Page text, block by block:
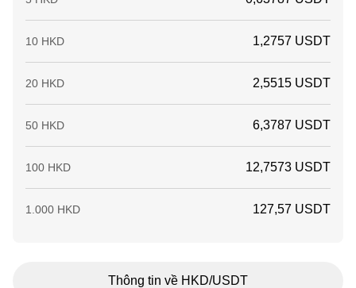
10 HKD 1,2757 USDT
20 HKD 2,5515 USDT
50 HKD 6,3787 USDT
100 HKD 12,7573 USDT
1.000 HKD 127,57 USDT
Thông tin về HKD/USDT